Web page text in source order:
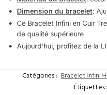
Dimension du bracelet:
Ce Bracelet Infini en Cuir
de qualité supérieure
Aujourd’hui, profitez de la
Catégories : Bracelet Infini
Étiquettes :